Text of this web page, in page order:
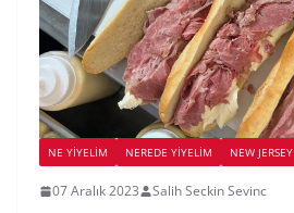
NE YİYELİM NEREDE YİYELİM NEW JERSEY
07 Aralık 2023 Salih Seckin Sevinc